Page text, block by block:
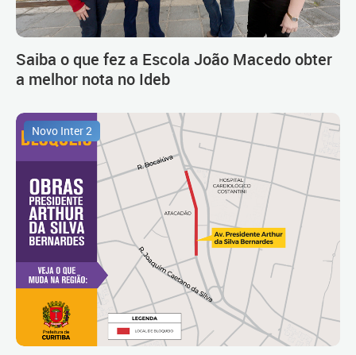
Saiba o que fez a Escola João Macedo obter
a melhor nota no Ideb
Novo Inter 2